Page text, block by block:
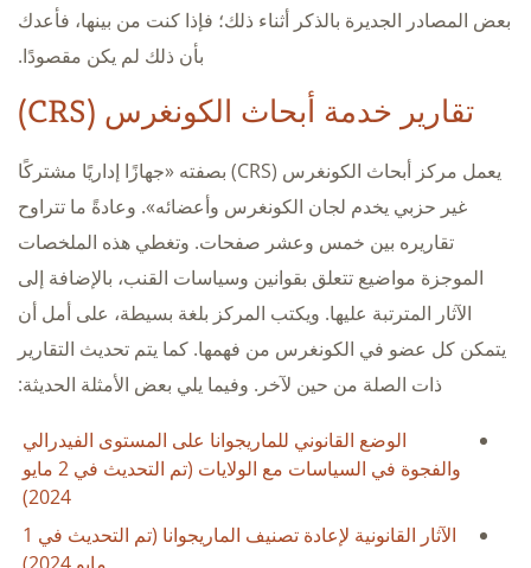
بعض المصادر الجديرة بالذكر أثناء ذلك؛ فإذا كنت من بينها، فأعدك
بأن ذلك لم يكن مقصودًا.
تقارير خدمة أبحاث الكونغرس (CRS)
يعمل مركز أبحاث الكونغرس (CRS) بصفته «جهازًا إداريًا مشتركًا
غير حزبي يخدم لجان الكونغرس وأعضائه». وعادةً ما تتراوح
تقاريره بين خمس وعشر صفحات. وتغطي هذه الملخصات
الموجزة مواضيع تتعلق بقوانين وسياسات القنب، بالإضافة إلى
الآثار المترتبة عليها. ويكتب المركز بلغة بسيطة، على أمل أن
يتمكن كل عضو في الكونغرس من فهمها. كما يتم تحديث التقارير
ذات الصلة من حين لآخر. وفيما يلي بعض الأمثلة الحديثة:
الوضع القانوني للماريجوانا على المستوى الفيدرالي
والفجوة في السياسات مع الولايات (تم التحديث في 2 مايو
2024)
الآثار القانونية لإعادة تصنيف الماريجوانا (تم التحديث في 1